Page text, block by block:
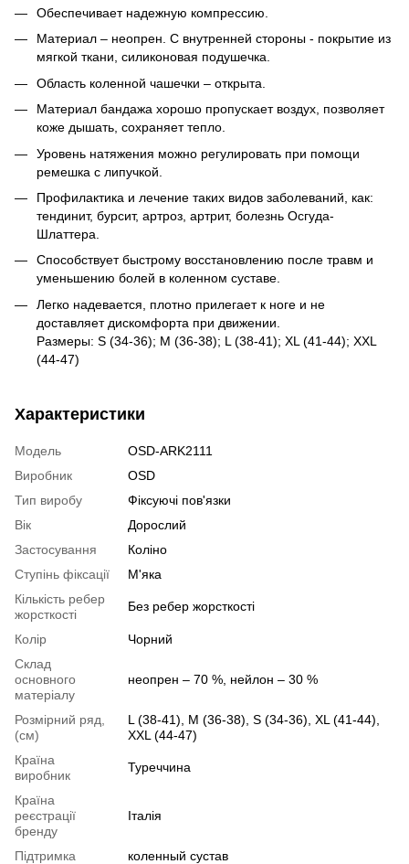
Обеспечивает надежную компрессию.
Материал – неопрен. С внутренней стороны - покрытие из
мягкой ткани, силиконовая подушечка.
Область коленной чашечки – открыта.
Материал бандажа хорошо пропускает воздух, позволяет
коже дышать, сохраняет тепло.
Уровень натяжения можно регулировать при помощи
ремешка с липучкой.
Профилактика и лечение таких видов заболеваний, как:
тендинит, бурсит, артроз, артрит, болезнь Осгуда-
Шлаттера.
Способствует быстрому восстановлению после травм и
уменьшению болей в коленном суставе.
Легко надевается, плотно прилегает к ноге и не
доставляет дискомфорта при движении.
Размеры: S (34-36); M (36-38); L (38-41); XL (41-44); XXL
(44-47)
Характеристики
Модель
OSD-ARK2111
Виробник
OSD
Тип виробу
Фіксуючі пов'язки
Вік
Дорослий
Застосування
Коліно
Ступінь фіксації
М'яка
Кількість ребер
жорсткості
Без ребер жорсткості
Колір
Чорний
Склад
основного
матеріалу
неопрен – 70 %, нейлон – 30 %
Розмірний ряд,
(см)
L (38-41), M (36-38), S (34-36), XL (41-44),
XXL (44-47)
Країна
виробник
Туреччина
Країна
реєстрації
бренду
Італія
Підтримка коленный сустав